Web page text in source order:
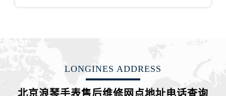
LONGINES ADDRESS
北京浪琴手表售后维修网点地址电话查询